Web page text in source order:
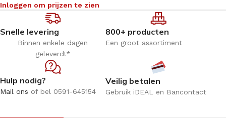
Inloggen om prijzen te zien
Snelle levering
Binnen enkele dagen
geleverd!*
800+ producten
Een groot assortiment
Hulp nodig?
Mail ons of bel 0591-645154
Veilig betalen
Gebruik iDEAL en Bancontact